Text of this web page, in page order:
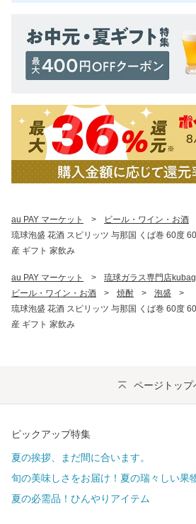
au PAY マーケット > ビール・ワイン・お酒
琉球泡盛 花酒 スピリッツ 与那国 くば巻 60度
産 ギフト 家飲み
au PAY マーケット > 琉球ガラス専門店
ビール・ワイン・お酒
> 焼酎 > 泡盛
>
琉球泡盛 花酒 スピリッツ 与那国 くば巻 60度
産 ギフト 家飲み
ページトップ
ピックアップ特集
夏の挨拶、まだ間に合います。
旬の美味しさをお届け！夏の瑞々しい果
夏の必需品！ひんやりアイテム